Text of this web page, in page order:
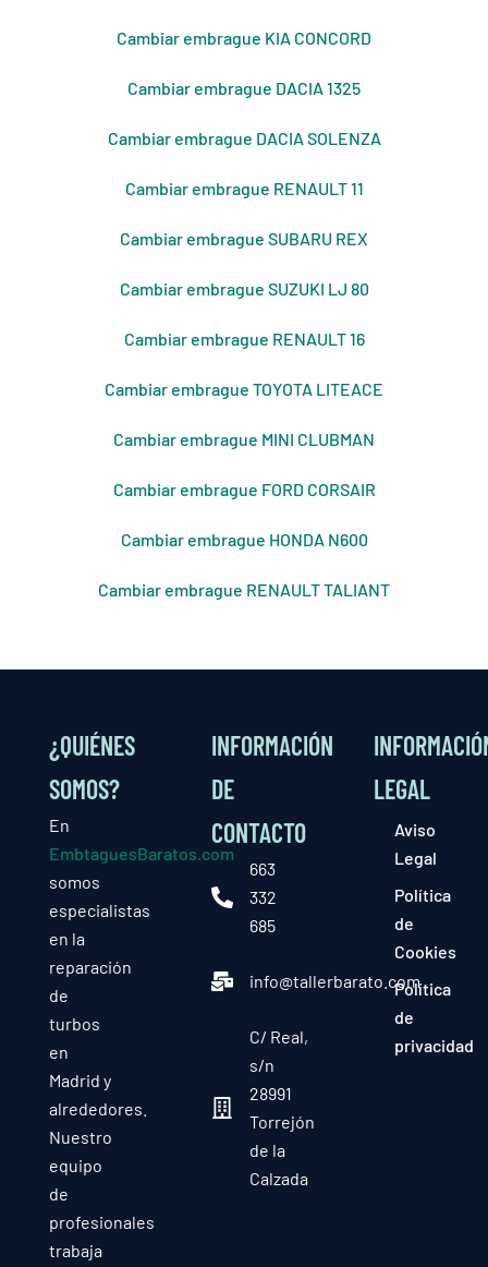
Cambiar embrague KIA CONCORD
Cambiar embrague DACIA 1325
Cambiar embrague DACIA SOLENZA
Cambiar embrague RENAULT 11
Cambiar embrague SUBARU REX
Cambiar embrague SUZUKI LJ 80
Cambiar embrague RENAULT 16
Cambiar embrague TOYOTA LITEACE
Cambiar embrague MINI CLUBMAN
Cambiar embrague FORD CORSAIR
Cambiar embrague HONDA N600
Cambiar embrague RENAULT TALIANT
¿QUIÉNES
SOMOS?
En
EmbtaguesBaratos.com
somos
especialistas
en la
reparación
de
turbos
en
Madrid y
alrededores.
Nuestro
equipo
de
profesionales
trabaja
INFORMACIÓN
DE
CONTACTO
663
332
685
info@tallerbarato.com
C/ Real,
s/n
28991
Torrejón
de la
Calzada
LEGAL
Aviso
Legal
Política
de
Cookies
Política
de
privacidad